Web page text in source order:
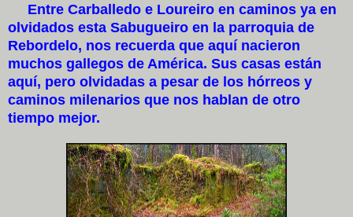
Entre Carballedo e Loureiro en caminos ya en
olvidados esta Sabugueiro en la parroquia de
Rebordelo, nos recuerda que aquí nacieron
muchos gallegos de América. Sus casas están
aquí, pero olvidadas a pesar de los hórreos y
caminos milenarios que nos hablan de otro
tiempo mejor.